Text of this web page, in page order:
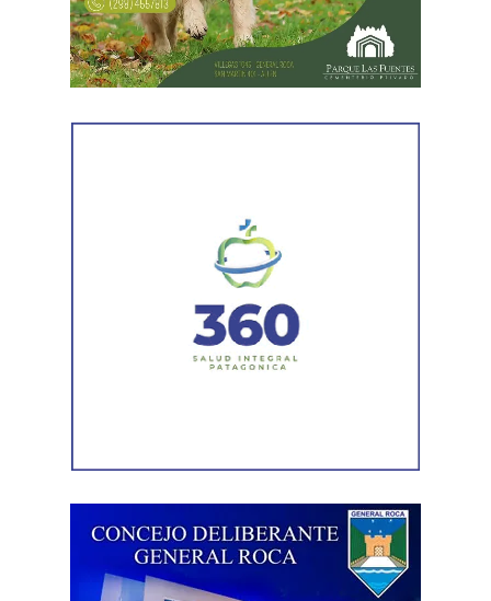
empresarial.También registró vehículos a su nombre.
Luego llegaron los datos de la Municipalidad de
habilitación comercial vigente para un establecimiento
La Agencia de Recaudación y Control Aduanero sumó
más piezas. Según la sentencia,
el progenitor aparecía
registrado como socio, gerente o administrador en
distintas firmas. A esa información se agregó un
ni qué parte correspondía al progenitor.
La jueza también examinó una certificación contable que
él mismo presentó. Ese documento informó un promedio